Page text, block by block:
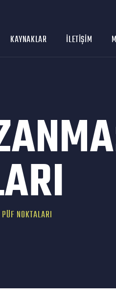
KAYNAKLAR İLETIŞIM
NOKTALARI